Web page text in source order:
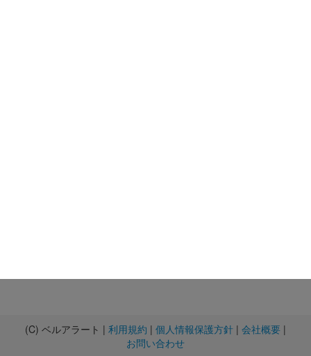
(C) ベルアラート | 利用規約 | 個人情報保護方針 | 会社概要 |
お問い合わせ